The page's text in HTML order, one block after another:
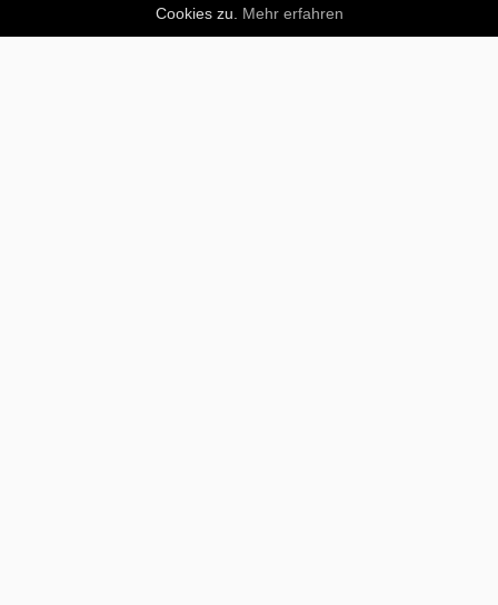
Cookies zu. Mehr erfahren